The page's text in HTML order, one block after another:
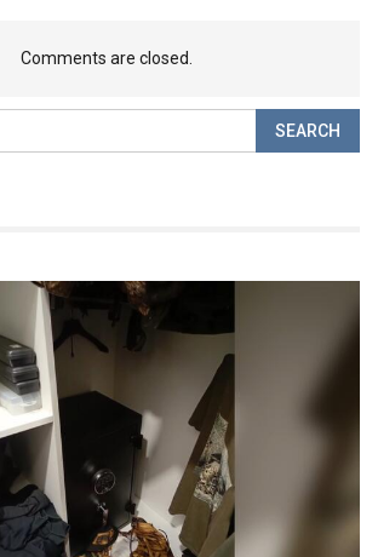
Comments are closed.